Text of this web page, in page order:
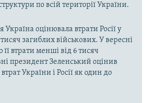
по всій території України.
Україна оцінювала втрати Росії у
загиблих військових. У вересні
її втрати менші від 6 тисяч
президент Зеленський оцінив
України і Росії як один до